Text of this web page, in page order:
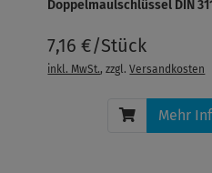
Doppelmaulschlüssel DIN
7,16 €/Stück
inkl. MwSt., zzgl.Versandkosten
Mehr